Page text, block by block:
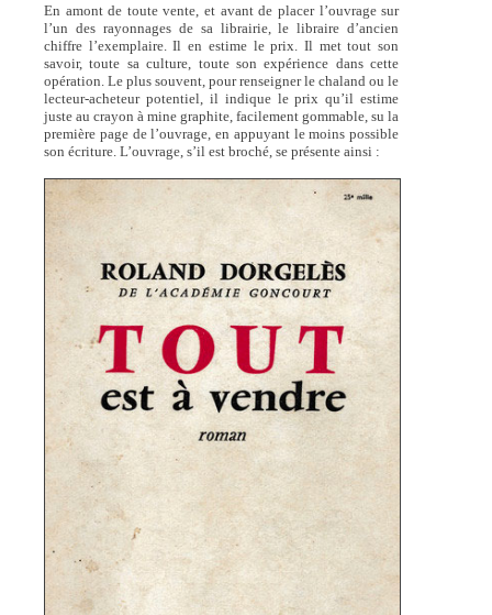
En amont de toute vente, et avant de placer l’ouvrage sur
l’un des rayonnages de sa librairie, le libraire d’ancien
chiffre l’exemplaire. Il en estime le prix. Il met tout son
savoir, toute sa culture, toute son expérience dans cette
opération. Le plus souvent, pour renseigner le chaland ou le
lecteur-acheteur potentiel, il indique le prix qu’il estime
juste au crayon à mine graphite, facilement gommable, su la
première page de l’ouvrage, en appuyant le moins possible
son écriture. L’ouvrage, s’il est broché, se présente ainsi :